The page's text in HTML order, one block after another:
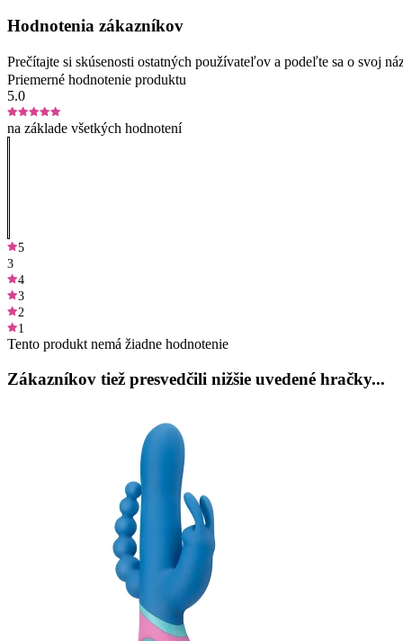
Hodnotenia zákazníkov
Prečítajte si skúsenosti ostatných používateľov a podeľte sa o svoj
Priemerné hodnotenie produktu
5.0
na základe všetkých hodnotení
5
3
4
3
2
1
Tento produkt nemá žiadne hodnotenie
Zákazníkov tiež presvedčili nižšie uvedené hračky...